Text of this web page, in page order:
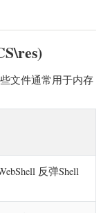
文件通常用于内存
反弹Shell